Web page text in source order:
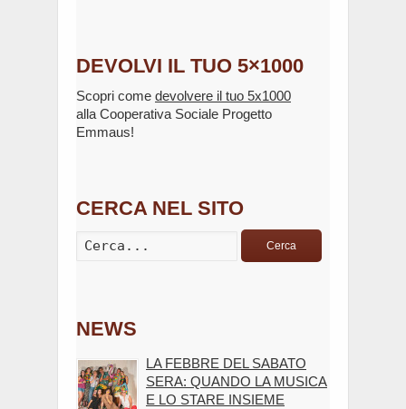
DEVOLVI IL TUO 5×1000
Scopri come devolvere il tuo 5x1000
alla Cooperativa Sociale Progetto
Emmaus!
CERCA NEL SITO
Cerca
NEWS
LA FEBBRE DEL SABATO
SERA: QUANDO LA MUSICA
E LO STARE INSIEME